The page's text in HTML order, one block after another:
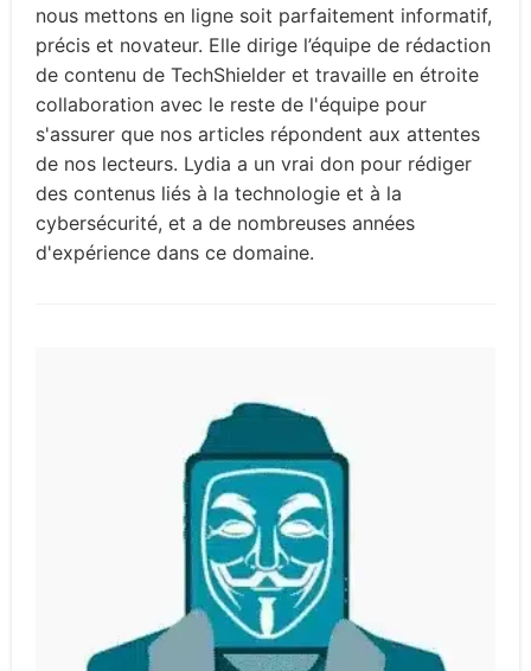
nous mettons en ligne soit parfaitement informatif,
précis et novateur. Elle dirige l’équipe de rédaction
de contenu de TechShielder et travaille en étroite
collaboration avec le reste de l'équipe pour
s'assurer que nos articles répondent aux attentes
de nos lecteurs. Lydia a un vrai don pour rédiger
des contenus liés à la technologie et à la
cybersécurité, et a de nombreuses années
d'expérience dans ce domaine.